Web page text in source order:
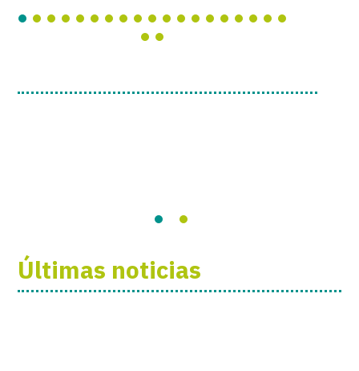
Últimas noticias